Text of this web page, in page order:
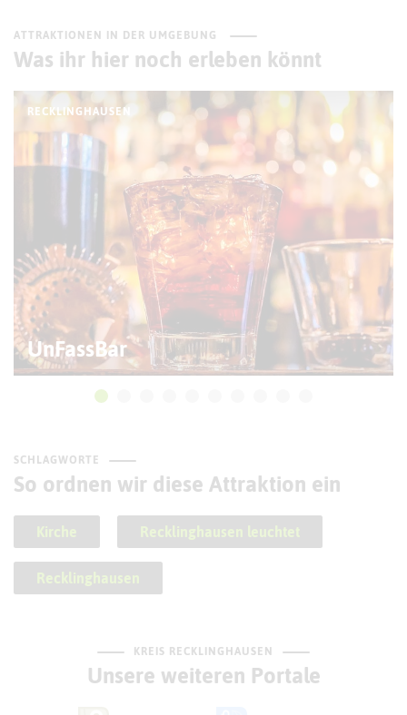
ATTRAKTIONEN IN DER UMGEBUNG
Was ihr hier noch erleben könnt
RECKLINGHAUSEN
UnFassBar
SCHLAGWORTE
So ordnen wir diese Attraktion ein
Kirche Recklinghausen leuchtet
Recklinghausen
KREIS RECKLINGHAUSEN
Unsere weiteren Portale